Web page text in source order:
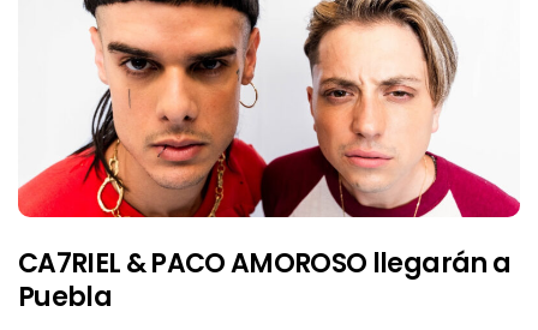
CA7RIEL & PACO AMOROSO llegarán a
Puebla